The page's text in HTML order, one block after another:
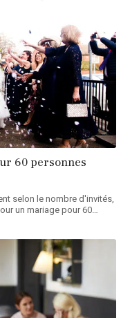
60 personnes
selon le nombre d'invités,
un mariage pour 60…